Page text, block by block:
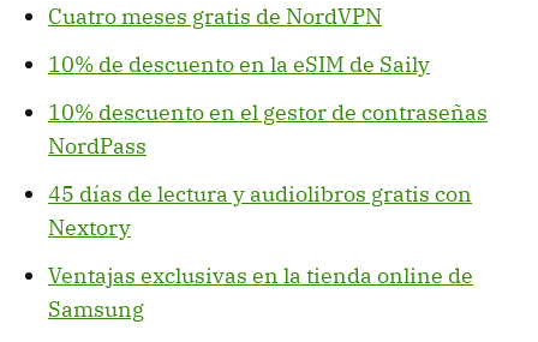
Cuatro meses gratis de NordVPN
10% de descuento en la eSIM de Saily
10% descuento en el gestor de contraseñas
NordPass
45 días de lectura y audiolibros gratis con
Nextory
Ventajas exclusivas en la tienda online de
Samsung